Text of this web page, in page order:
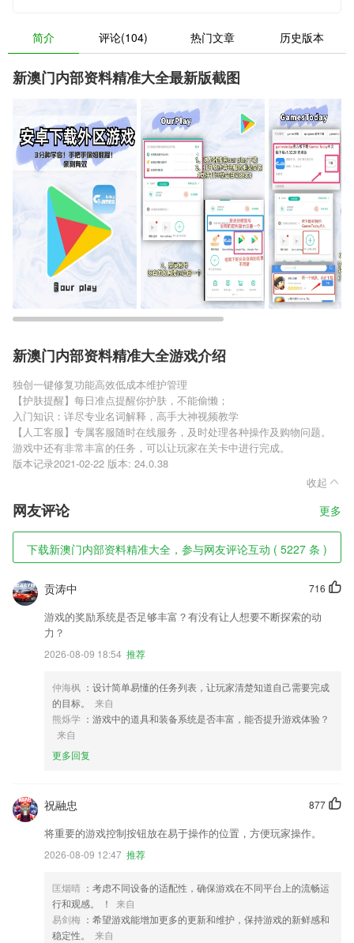
简介 评论(104) 热门文章 历史版本
新澳门内部资料精准大全最新版截图
新澳门内部资料精准大全游戏介绍
独创一键修复功能高效低成本维护管理
【护肤提醒】每日准点提醒你护肤，不能偷懒；
入门知识：详尽专业名词解释，高手大神视频教学
【人工客服】专属客服随时在线服务，及时处理各种操作及购物问题。
游戏中还有非常丰富的任务，可以让玩家在关卡中进行完成。
版本记录2021-02-22 版本: 24.0.38
收起
网友评论 更多
下载新澳门内部资料精准大全，参与网友评论互动 ( 5227 条 )
716
贡涛中
游戏的奖励系统是否足够丰富？有没有让人想要不断探索的动
力？
2026-08-09 18:54 推荐
仲海枫 ：设计简单易懂的任务列表，让玩家清楚知道自己需要完成
的目标。
来自
熊烁学 ：游戏中的道具和装备系统是否丰富，能否提升游戏体验？
来自
更多回复
877
祝融忠
将重要的游戏控制按钮放在易于操作的位置，方便玩家操作。
2026-08-09 12:47 推荐
匡烟晴 ：考虑不同设备的适配性，确保游戏在不同平台上的流畅运
行和观感。 ！
来自
易剑梅 ：希望游戏能增加更多的更新和维护，保持游戏的新鲜感和
稳定性。
来自